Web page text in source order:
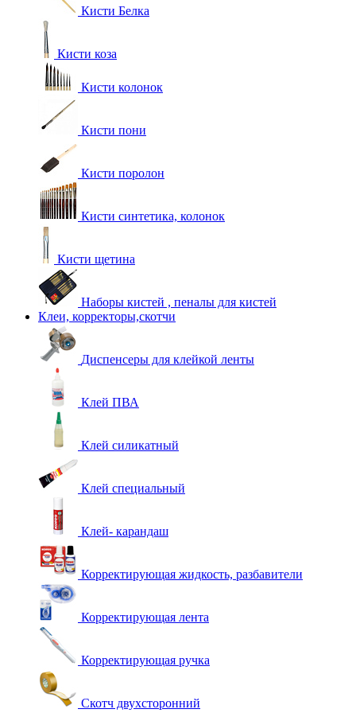
Кисти Белка
Кисти коза
Кисти колонок
Кисти пони
Кисти поролон
Кисти синтетика, колонок
Кисти щетина
Наборы кистей , пеналы для кистей
Клеи, корректоры,скотчи
Диспенсеры для клейкой ленты
Клей ПВА
Клей силикатный
Клей специальный
Клей- карандаш
Корректирующая жидкость, разбавители
Корректирующая лента
Корректирующая ручка
Скотч двухсторонний